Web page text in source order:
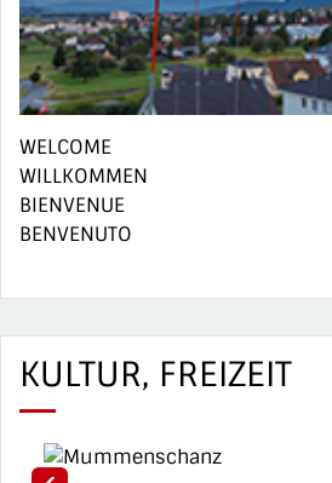
WELCOME
WILLKOMMEN
BIENVENUE
BENVENUTO
KULTUR, FREIZEIT